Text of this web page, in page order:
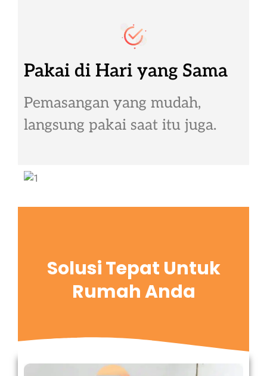
Pakai di Hari yang Sama
Pemasangan yang mudah,
langsung pakai saat itu juga.
Solusi Tepat Untuk
Rumah Anda